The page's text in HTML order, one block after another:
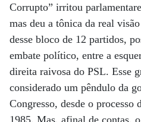
Corrupto” irritou
mas deu a tônica da real
desse bloco de 12 partidos,
embate político, entre a
direita raivosa do PSL. Esse
considerado um pêndulo da
Congresso, desde o processo
1985. Mas, afinal de contas,